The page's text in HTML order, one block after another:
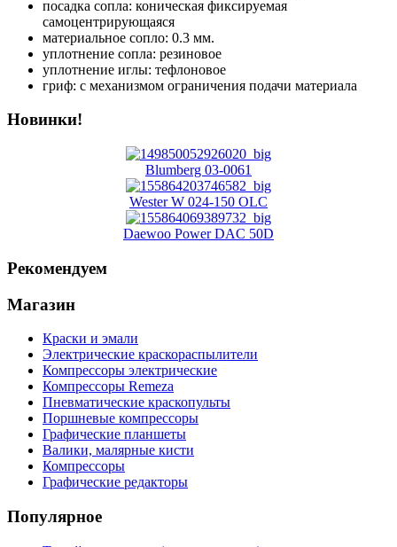
посадка сопла: коническая фиксируемая
самоцентрирующаяся
материальное сопло: 0.3 мм.
уплотнение сопла: резиновое
уплотнение иглы: тефлоновое
гриф: с механизмом ограничения подачи материала
Новинки!
Blumberg 03-0061
Wester W 024-150 OLC
Daewoo Power DAC 50D
Рекомендуем
Магазин
Краски и эмали
Электрические краскораспылители
Компрессоры электрические
Компрессоры Remeza
Пневматические краскопульты
Поршневые компрессоры
Графические планшеты
Валики, малярные кисти
Компрессоры
Графические редакторы
Популярное